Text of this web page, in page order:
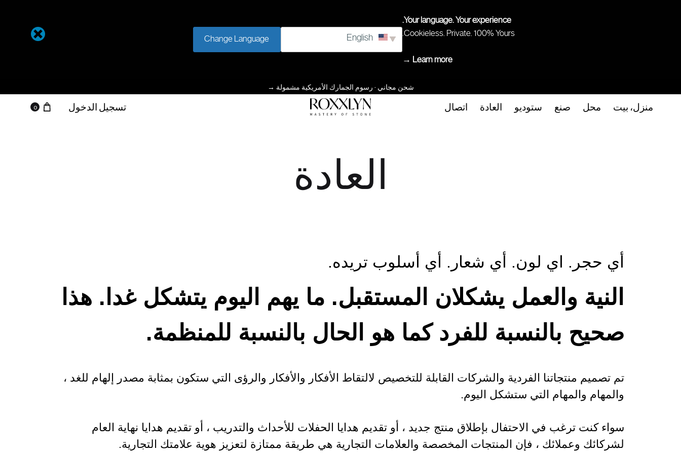
Your language. Your experience.
Cookieless. Private. 100% Yours.
Learn more →
English
Change Language
شحن مجاني · رسوم الجمارك الأمريكية مشمولة →
منزل، بيت محل صنع ستوديو العادة اتصال تسجيل الدخول 0
العادة
أي حجر. اي لون. أي شعار. أي أسلوب تريده.
النية والعمل يشكلان المستقبل. ما يهم اليوم يتشكل غدا. هذا
صحيح بالنسبة للفرد كما هو الحال بالنسبة للمنظمة.
تم تصميم منتجاتنا الفردية والشركات القابلة للتخصيص لالتقاط الأفكار والأفكار والرؤى التي ستكون بمثابة مصدر إلهام للغد ،
والمهام والمهام التي ستشكل اليوم.
سواء كنت ترغب في الاحتفال بإطلاق منتج جديد ، أو تقديم هدايا الحفلات للأحداث والتدريب ، أو تقديم هدايا نهاية العام
لشركائك وعملائك ، فإن المنتجات المخصصة والعلامات التجارية هي طريقة ممتازة لتعزيز هوية علامتك التجارية.